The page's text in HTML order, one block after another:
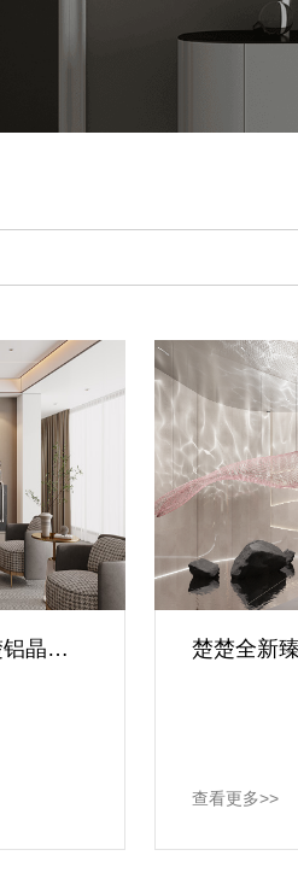
不是所有的蜂窝大板都能叫楚楚铝晶大板
查看更多>>